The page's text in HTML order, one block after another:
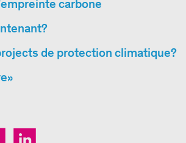
carbone
de protection climatique?